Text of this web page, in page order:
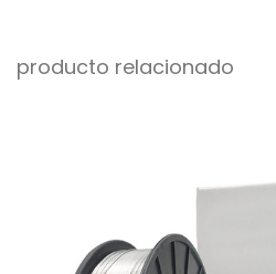
producto relacionado